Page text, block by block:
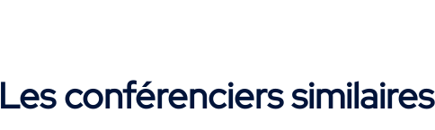
Les conférenciers similaires